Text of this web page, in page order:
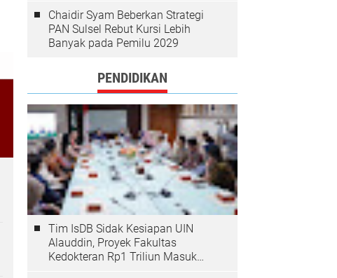
Chaidir Syam Beberkan Strategi
PAN Sulsel Rebut Kursi Lebih
Banyak pada Pemilu 2029
PENDIDIKAN
Tim IsDB Sidak Kesiapan UIN
Alauddin, Proyek Fakultas
Kedokteran Rp1 Triliun Masuk